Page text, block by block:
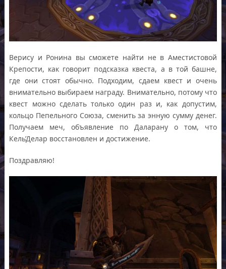
Верису и Ронина вы сможете найти не в Аместистовой
Крепости, как говорит подсказка квеста, а в той башне,
где они стоят обычно. Подходим, сдаем квест и очень
внимательно выбираем награду. Внимательно, потому что
квест можно сделать только один раз и, как допустим,
кольцо Пепельного Союза, сменить за энную сумму денег.
Получаем меч, объявление по Даларану о том, что
Кель’Делар восстановлен и достижение.
Поздравляю!